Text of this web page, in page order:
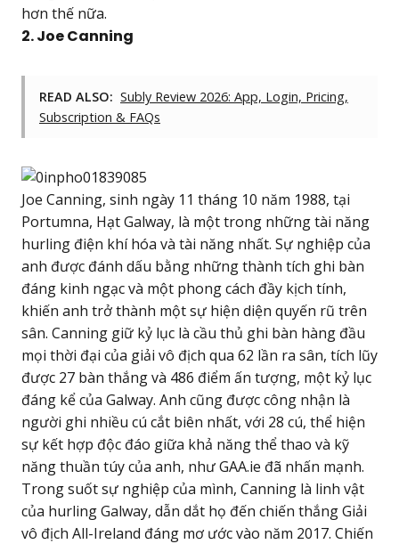
hơn thế nữa.
2. Joe Canning
READ ALSO: Subly Review 2026: App, Login, Pricing,
Subscription & FAQs
Joe Canning, sinh ngày 11 tháng 10 năm 1988, tại
Portumna, Hạt Galway, là một trong những tài năng
hurling điện khí hóa và tài năng nhất. Sự nghiệp của
anh được đánh dấu bằng những thành tích ghi bàn
đáng kinh ngạc và một phong cách đầy kịch tính,
khiến anh trở thành một sự hiện diện quyến rũ trên
sân. Canning giữ kỷ lục là cầu thủ ghi bàn hàng đầu
mọi thời đại của giải vô địch qua 62 lần ra sân, tích lũy
được 27 bàn thắng và 486 điểm ấn tượng, một kỷ lục
đáng kể của Galway. Anh cũng được công nhận là
người ghi nhiều cú cắt biên nhất, với 28 cú, thể hiện
sự kết hợp độc đáo giữa khả năng thể thao và kỹ
năng thuần túy của anh, như GAA.ie đã nhấn mạnh.
Trong suốt sự nghiệp của mình, Canning là linh vật
của hurling Galway, dẫn dắt họ đến chiến thắng Giải
vô địch All-Ireland đáng mơ ước vào năm 2017. Chiến